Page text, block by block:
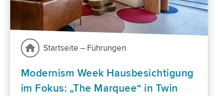
Startseite – Führungen
Modernism Week Hausbesichtigung
im Fokus: „The Marquee“ in Twin